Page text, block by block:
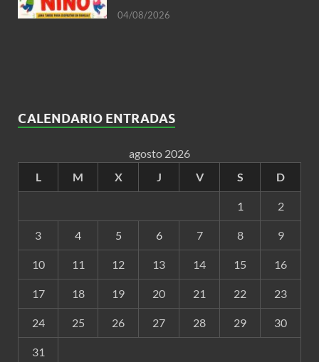
04/08/2026
CALENDARIO ENTRADAS
agosto 2026
L
M X J V S D
1 2
3 4 5 6 7 8 9
10 11 12 13 14 15 16
17 18 19 20 21 22 23
24 25 26 27 28 29 30
31